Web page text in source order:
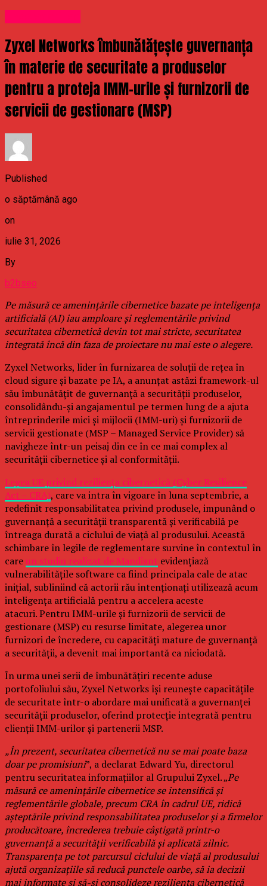
Zyxel Networks îmbunătățește guvernanța
în materie de securitate a produselor
pentru a proteja IMM-urile și furnizorii de
servicii de gestionare (MSP)
Published
o săptămână ago
on
iulie 31, 2026
By
b2bseo
Pe măsură ce amenințările cibernetice bazate pe inteligența
artificială (AI) iau amploare și reglementările privind
securitatea cibernetică devin tot mai stricte, securitatea
integrată încă din faza de proiectare nu mai este o alegere.
Zyxel Networks, lider în furnizarea de soluții de rețea în
cloud sigure și bazate pe IA, a anunțat astăzi framework-ul
său îmbunătățit de guvernanță a securității produselor,
consolidându-și angajamentul pe termen lung de a ajuta
întreprinderile mici și mijlocii (IMM-uri) și furnizorii de
servicii gestionate (MSP – Managed Service Provider) să
navigheze într-un peisaj din ce în ce mai complex al
securității cibernetice și al conformității.
Legea UE privind reziliența cibernetică (Cyber Resilience
Act – CRA), care va intra în vigoare în luna septembrie, a
redefinit responsabilitatea privind produsele, impunând o
guvernanță a securității transparentă și verificabilă pe
întreaga durată a ciclului de viață al produsului. Această
schimbare în legile de reglementare survine în contextul în
careun studiu realizat de Mandiant evidențiază
vulnerabilitățile software ca fiind principala cale de atac
inițial, subliniind că actorii rău intenționați utilizează acum
inteligența artificială pentru a accelera aceste
atacuri. Pentru IMM-urile și furnizorii de servicii de
gestionare (MSP) cu resurse limitate, alegerea unor
furnizori de încredere, cu capacități mature de guvernanță
a securității, a devenit mai importantă ca niciodată.
În urma unei serii de îmbunătățiri recente aduse
portofoliului său, Zyxel Networks își reunește capacitățile
de securitate într-o abordare mai unificată a guvernanței
securității produselor, oferind protecție integrată pentru
clienții IMM-urilor și partenerii MSP.
„În prezent, securitatea cibernetică nu se mai poate baza
doar pe promisiuni”, a declarat Edward Yu, directorul
pentru securitatea informațiilor al Grupului Zyxel. „Pe
măsură ce amenințările cibernetice se intensifică și
reglementările globale, precum CRA în cadrul UE, ridică
așteptările privind responsabilitatea produselor și a firmelor
producătoare, încrederea trebuie câștigată printr-o
guvernanță a securității verificabilă și aplicată zilnic.
Transparența pe tot parcursul ciclului de viață al produsului
ajută organizațiile să reducă punctele oarbe, să ia decizii
mai informate și să-și consolideze reziliența cibernetică